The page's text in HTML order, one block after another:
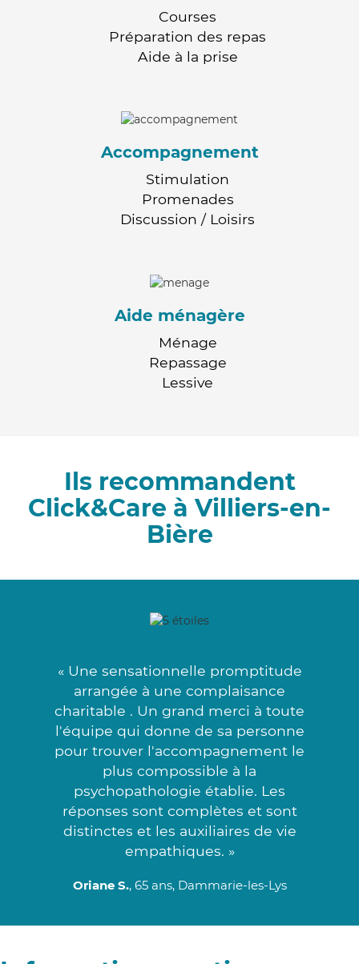
Courses
Préparation des repas
Aide à la prise
Accompagnement
Stimulation
Promenades
Discussion / Loisirs
Aide ménagère
Ménage
Repassage
Lessive
Ils recommandent
Click&Care à Villiers-en-
Bière
« Une sensationnelle promptitude
arrangée à une complaisance
charitable . Un grand merci à toute
l'équipe qui donne de sa personne
pour trouver l'accompagnement le
plus compossible à la
psychopathologie établie. Les
réponses sont complètes et sont
distinctes et les auxiliaires de vie
empathiques. »
Oriane S., 65 ans, Dammarie-les-Lys